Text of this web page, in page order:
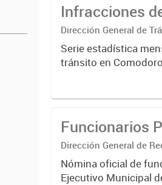
Infracciones
Dirección General de
Serie estadística
tránsito en
Funcionarios
Dirección General de
Nómina oficial de
Ejecutivo Municipal